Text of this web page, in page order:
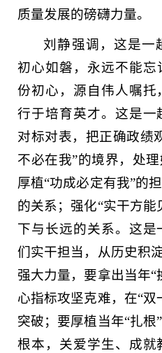
质量发展的磅礴力量。
刘静强调，这是一
初心如磐，永远不能
份初心，源自伟人嘱托
行于培育英才。这是一
对标对表，把正确政绩
不必在我”的境界，处
厚植“功成必定有我”的
的关系；强化“实干方能
下与长远的关系。这
们实干担当，从历史积
强大力量，要拿出当年
心指标攻坚克难，在“
突破；要厚植当年“扎
根本，关爱学生、成就